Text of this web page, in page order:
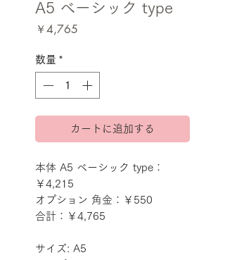
A5 ベーシック type
￥4,765
数量 *
カートに追加する
本体 A5 ベーシック type：
￥4,215
オプション 角金：￥550
合計：￥4,765
サイズ: A5